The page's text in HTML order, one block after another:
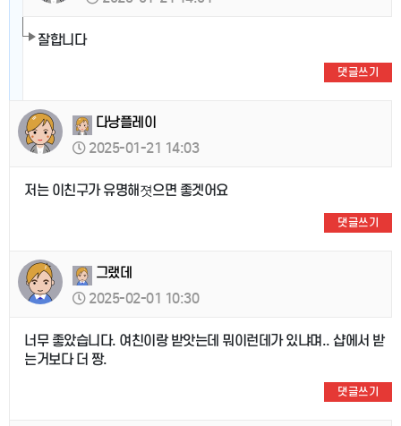
잘합니다
댓글쓰기
다낭플레이
2025-01-21 14:03
저는 이친구가 유명해졋으면 좋겟어요
댓글쓰기
그랬데
2025-02-01 10:30
너무 좋았습니다. 여친이랑 받앗는데 뭐이런데가 있냐며.. 샵에서 받
는거보다 더 짱.
댓글쓰기